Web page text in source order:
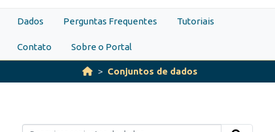
Dados Perguntas Frequentes Tutoriais
Contato Sobre o Portal
Conjuntos de dados